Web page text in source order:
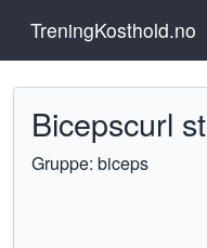
TreningKosthold.no
Bicepscurl
Gruppe: biceps